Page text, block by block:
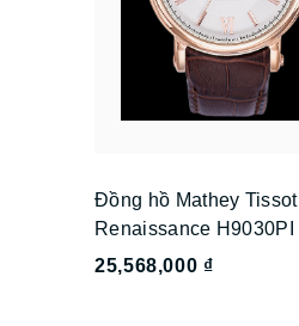
Đồng hồ Mathey Tissot
Renaissance H9030PI
25,568,000 ₫